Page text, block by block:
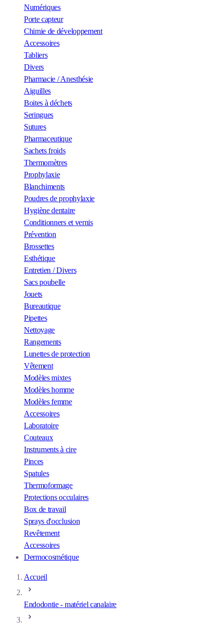
Numériques
Porte capteur
Chimie de développement
Accessoires
Tabliers
Divers
Pharmacie / Anesthésie
Aiguilles
Boites à déchets
Seringues
Sutures
Pharmaceutique
Sachets froids
Thermomètres
Prophylaxie
Blanchiments
Poudres de prophylaxie
Hygiène dentaire
Conditionners et vernis
Prévention
Brossettes
Esthétique
Entretien / Divers
Sacs poubelle
Jouets
Bureautique
Pipettes
Nettoyage
Rangements
Lunettes de protection
Vêtement
Modèles mixtes
Modèles homme
Modèles femme
Accessoires
Laboratoire
Couteaux
Instruments à cire
Pinces
Spatules
Thermoformage
Protections occulaires
Box de travail
Sprays d'occlusion
Revêtement
Accessoires
Dermocosmétique
Accueil
Endodontie - matériel canalaire